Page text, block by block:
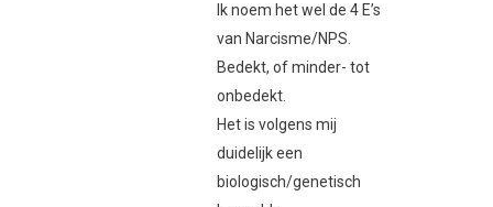
Ik noem het wel de 4 E’s
van Narcisme/NPS.
Bedekt, of minder- tot
onbedekt.
Het is volgens mij
duidelijk een
biologisch/genetisch